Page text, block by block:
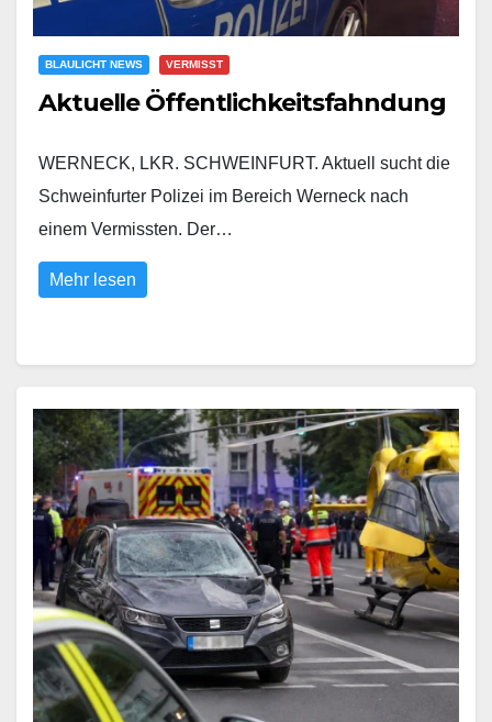
BLAULICHT NEWS VERMISST
Aktuelle Öffentlichkeitsfahndung
WERNECK, LKR. SCHWEINFURT. Aktuell sucht die
Schweinfurter Polizei im Bereich Werneck nach
einem Vermissten. Der…
Mehr lesen